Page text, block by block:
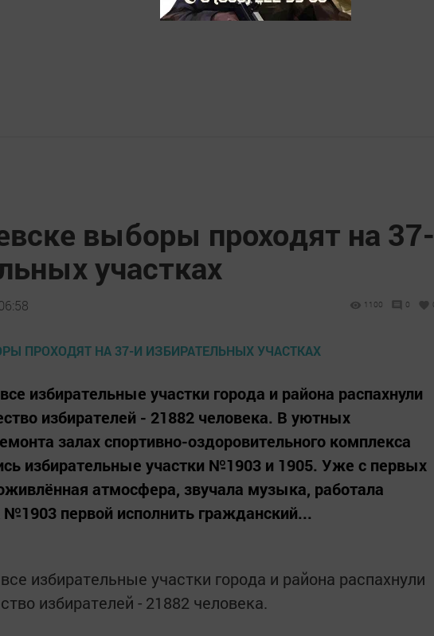
выборы проходят на 37-
участках
1100 0
избирательные участки города и района распахнули
избирателей - 21882 человека. В уютных
залах спортивно-оздоровительного комплекса
избирательные участки №1903 и 1905. Уже с первых
атмосфера, звучала музыка, работала
№1903 первой исполнить гражданский...
избирательные участки города и района распахнули
избирателей - 21882 человека.